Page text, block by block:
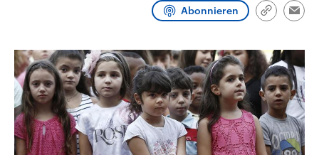
Abonnieren
Link